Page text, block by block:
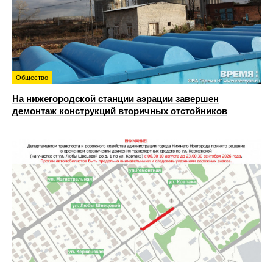
Общество
На нижегородской станции аэрации завершен
демонтаж конструкций вторичных отстойников